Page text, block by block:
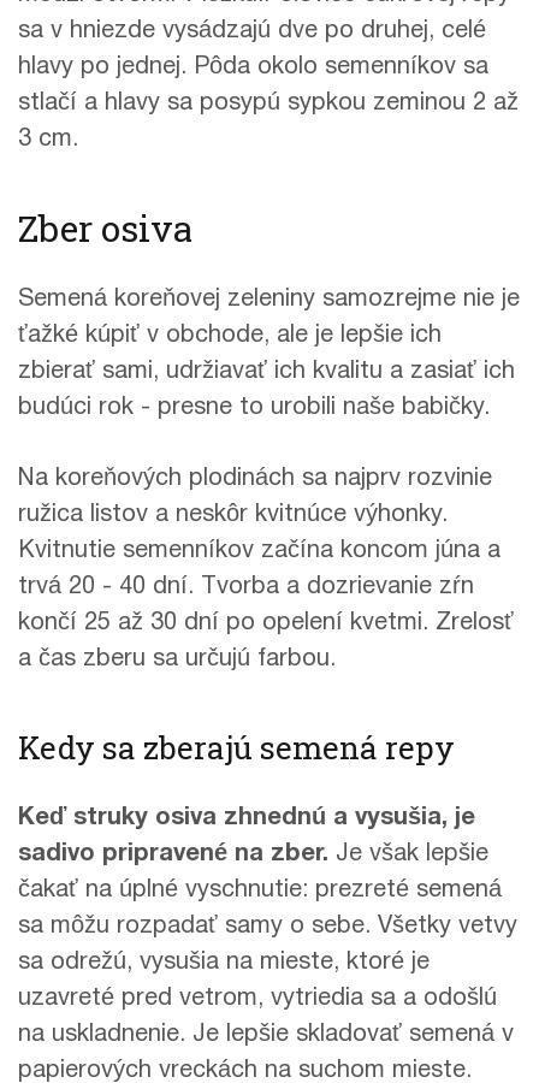
sa v hniezde vysádzajú dve po druhej, celé
hlavy po jednej. Pôda okolo semenníkov sa
stlačí a hlavy sa posypú sypkou zeminou 2 až
3 cm.
Zber osiva
Semená koreňovej zeleniny samozrejme nie je
ťažké kúpiť v obchode, ale je lepšie ich
zbierať sami, udržiavať ich kvalitu a zasiať ich
budúci rok - presne to urobili naše babičky.
Na koreňových plodinách sa najprv rozvinie
ružica listov a neskôr kvitnúce výhonky.
Kvitnutie semenníkov začína koncom júna a
trvá 20 - 40 dní. Tvorba a dozrievanie zŕn
končí 25 až 30 dní po opelení kvetmi. Zrelosť
a čas zberu sa určujú farbou.
Kedy sa zberajú semená repy
Keď struky osiva zhnednú a vysušia, je
sadivo pripravené na zber. Je však lepšie
čakať na úplné vyschnutie: prezreté semená
sa môžu rozpadať samy o sebe. Všetky vetvy
sa odrežú, vysušia na mieste, ktoré je
uzavreté pred vetrom, vytriedia sa a odošlú
na uskladnenie. Je lepšie skladovať semená v
papierových vreckách na suchom mieste.